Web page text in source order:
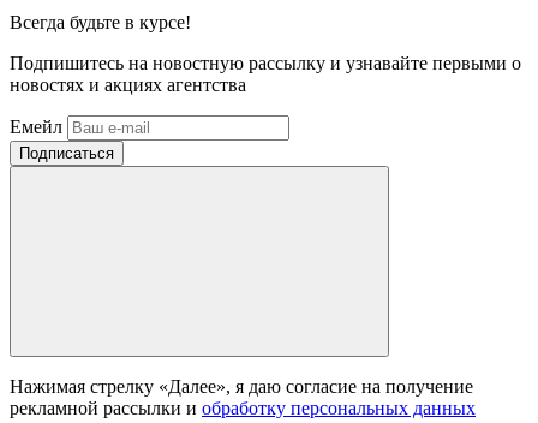
Всегда будьте в курсе!
Подпишитесь на новостную рассылку и узнавайте первыми о
новостях и акциях агентства
Емейл
Нажимая стрелку «Далее», я даю согласие на получение
рекламной рассылки и обработку персональных данных